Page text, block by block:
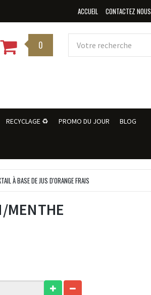
ACCUEIL CONTACTEZ NOUS
0
RECYCLAGE ♻️ PROMO DU JOUR BLOG
À BASE DE JUS D'ORANGE FRAIS
MENTHE